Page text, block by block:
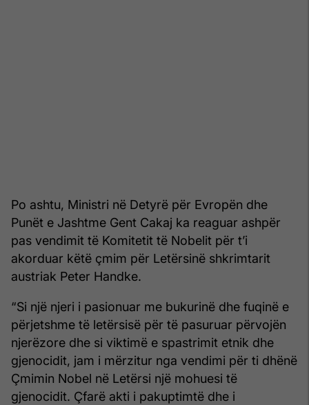
Po ashtu, Ministri në Detyrë për Evropën dhe
Punët e Jashtme Gent Cakaj ka reaguar ashpër
pas vendimit të Komitetit të Nobelit për t’i
akorduar këtë çmim për Letërsinë shkrimtarit
austriak Peter Handke.
“Si një njeri i pasionuar me bukurinë dhe fuqinë e
përjetshme të letërsisë për të pasuruar përvojën
njerëzore dhe si viktimë e spastrimit etnik dhe
gjenocidit, jam i mërzitur nga vendimi për ti dhënë
Çmimin Nobel në Letërsi një mohuesi të
gjenocidit. Çfarë akti i pakuptimtë dhe i